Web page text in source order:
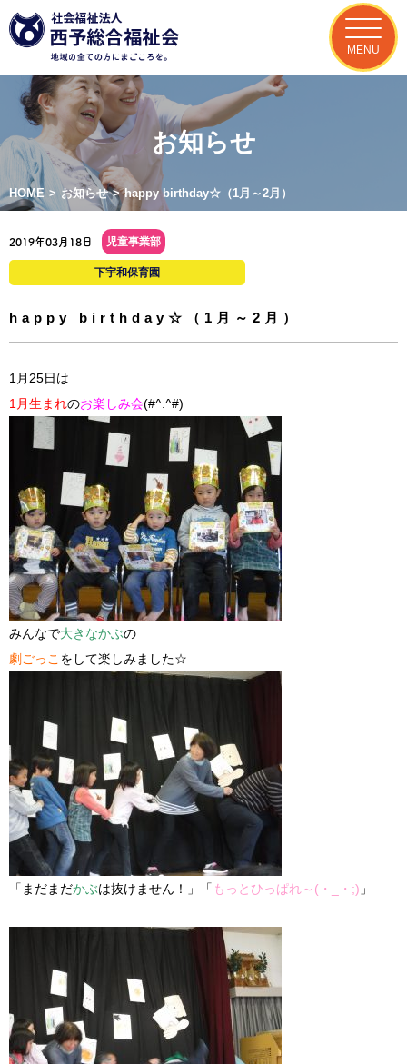
MENU
お知らせ
HOME > お知らせ > happy birthday☆（1月～2月）
2019年03月18日 児童事業部
下宇和保育園
happy birthday☆（1月～2月）
1月25日は
1月生まれのお楽しみ会(#^.^#)
みんなで大きなかぶの
劇ごっこ をして楽しみました☆
「まだまだかぶは抜けません！」「 もっとひっぱれ～(・_・;) 」